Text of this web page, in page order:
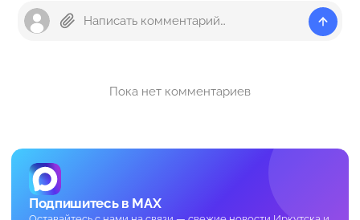
Пока нет комментариев
Подпишитесь в MAX